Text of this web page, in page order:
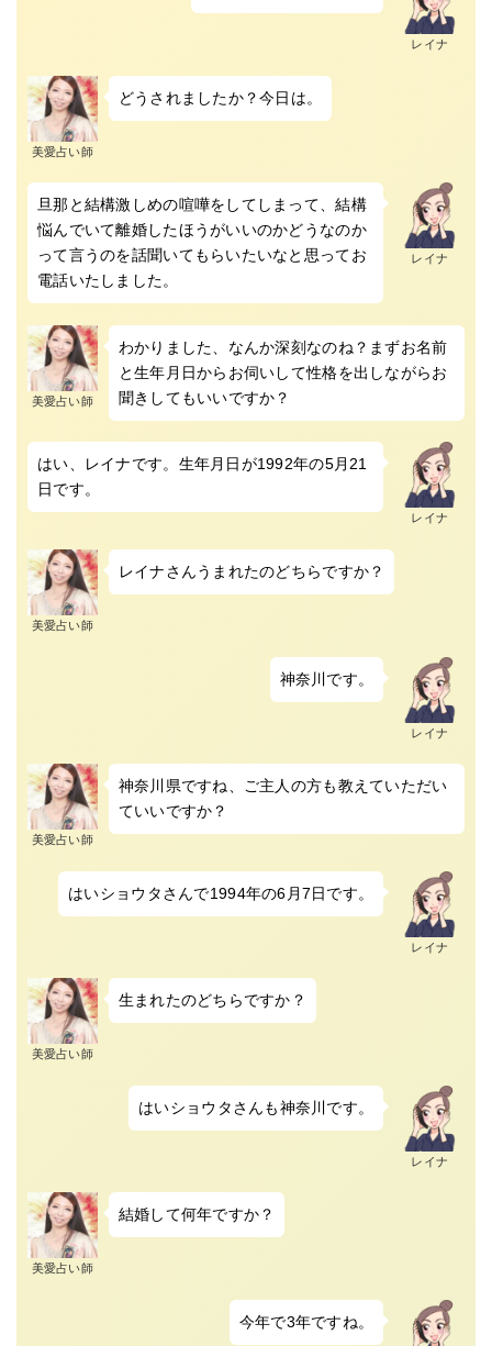
レイナ
美愛占い師
どうされましたか？今日は。
レイナ
旦那と結構激しめの喧嘩をしてしまって、結構
悩んでいて離婚したほうがいいのかどうなのか
って言うのを話聞いてもらいたいなと思ってお
電話いたしました。
美愛占い師
わかりました、なんか深刻なのね？まずお名前
と生年月日からお伺いして性格を出しながらお
聞きしてもいいですか？
レイナ
はい、レイナです。生年月日が1992年の5月21
日です。
美愛占い師
レイナさんうまれたのどちらですか？
レイナ
神奈川です。
美愛占い師
神奈川県ですね、ご主人の方も教えていただい
ていいですか？
レイナ
はいショウタさんで1994年の6月7日です。
美愛占い師
生まれたのどちらですか？
レイナ
はいショウタさんも神奈川です。
美愛占い師
結婚して何年ですか？
今年で3年ですね。